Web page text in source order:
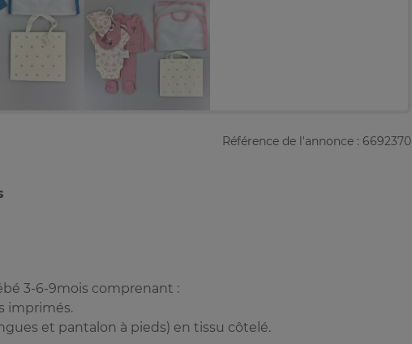
Référence de l'annonce : 6692370
3-6-9mois comprenant :
imprimés.
et pantalon à pieds) en tissu côtelé.